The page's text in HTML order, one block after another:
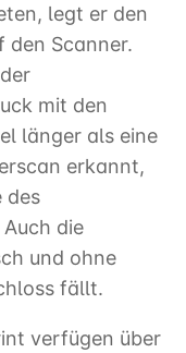
legt er den
den Scanner.
mit den
länger als eine
erkannt,
des
die
und ohne
fällt.
verfügen über